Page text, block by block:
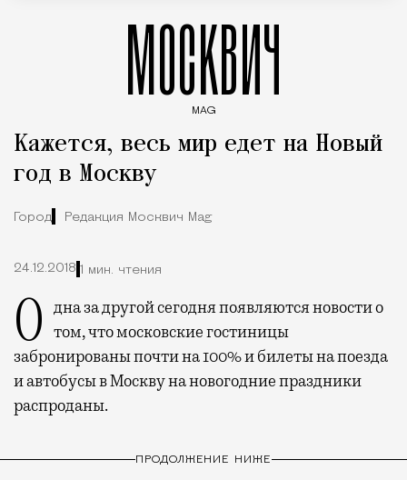
МОСКВИЧ
MAG
Кажется, весь мир едет на Новый
год в Москву
Город Редакция Москвич Mag
24.12.2018 1 мин. чтения
Одна за другой сегодня появляются новости о том, что московские гостиницы
забронированы почти на 100% и билеты на поезда
и автобусы в Москву на новогодние праздники
распроданы.
ПРОДОЛЖЕНИЕ НИЖЕ